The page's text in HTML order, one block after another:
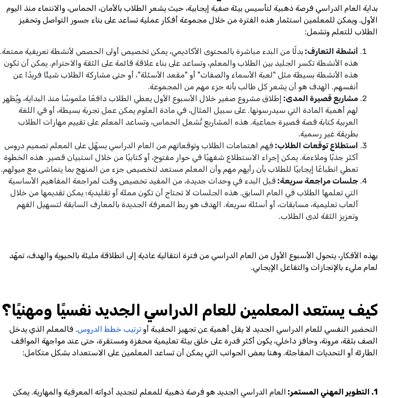
بداية العام الدراسي فرصة ذهبية لتأسيس بيئة صفية إيجابية، حيث يشعر الطلاب بالأمان، الحماس، والانتماء منذ اليوم
الأول. ويمكن للمعلمين استثمار هذه الفترة من خلال مجموعة أفكار عملية تساعد على بناء جسور التواصل وتحفيز
الطلاب للتعلم وتشمل:
أنشطة التعارف: بدلًا من البدء مباشرة بالمحتوى الأكاديمي، يمكن تخصيص أولى الحصص لأنشطة تعريفية ممتعة.
هذه الأنشطة تكسر الجليد بين الطلاب والمعلم، وتساعد على بناء علاقة قائمة على الثقة والاحترام. يمكن أن تكون
هذه الأنشطة بسيطة مثل "لعبة الأسماء والصفات" أو "مقعد الأسئلة"، أو حتى مشاركة الطلاب شيئًا فريدًا عن
أنفسهم. الهدف هو أن يشعر كل طالب بأنه جزء مهم من المجموعة.
مشاريع قصيرة المدى: إطلاق مشروع صغير خلال الأسبوع الأول يعطي الطلاب دافعًا ملموسًا منذ البداية، ويُظهر
لهم أهمية المادة التي سيدرسونها. على سبيل المثال، في مادة العلوم يمكن عمل تجربة بسيطة، أو في اللغة
العربية كتابة قصة قصيرة جماعية. هذه المشاريع تُشعل الحماس، وتساعد المعلم على تقييم مهارات الطلاب
بطريقة غير رسمية.
استطلاع توقعات الطلاب: فهم اهتمامات الطلاب وتوقعاتهم من العام الدراسي يسهّل على المعلم تصميم دروس
أكثر جذبًا وملاءمة. يمكن إجراء الاستطلاع شفهيًا في حوار مفتوح، أو كتابيًا من خلال استبيان قصير. هذه الخطوة
تعطي انطباعًا إيجابيًا للطلاب بأن رأيهم مهم وأن المعلم مستعد لتخصيص جزء من المنهج بما يتماشى مع ميولهم.
جلسات مراجعة سريعة: قبل البدء في وحدات جديدة، من المفيد تخصيص وقت لمراجعة المفاهيم الأساسية
التي تعلمها الطلاب في العام السابق. هذه الجلسات لا تحتاج أن تكون مملة أو تقليدية؛ يمكن تقديمها من خلال
ألعاب تعليمية، مسابقات، أو أسئلة سريعة. الهدف هو ربط المعرفة الجديدة بالمعارف السابقة لتسهيل الفهم
وتعزيز الثقة لدى الطلاب.
بهذه الأفكار، يتحول الأسبوع الأول من العام الدراسي من فترة انتقالية عادية إلى انطلاقة مليئة بالحيوية والهدف، تمهّد
لعام مليء بالإنجازات والتفاعل الإيجابي.
كيف يستعد المعلمين للعام الدراسي الجديد نفسيًا ومهنيًا؟
التحضير النفسي للعام الدراسي الجديد لا يقل أهمية عن تجهيز الحقيبة أو ترتيب خطط الدروس. فالمعلم الذي يدخل
الصف بثقة، مرونة، وحافز داخلي، يكون أكثر قدرة على خلق بيئة تعليمية محفزة ومستقرة، حتى عند مواجهة المواقف
الطارئة أو التحديات المفاجئة. وهنا بعض الجوانب التي يمكن أن تساعد المعلمين على الاستعداد بشكل متكامل:
1. التطوير المهني المستمر:
العام الدراسي الجديد هو فرصة ذهبية للمعلم لتجديد أدواته المعرفية والمهارية. يمكن